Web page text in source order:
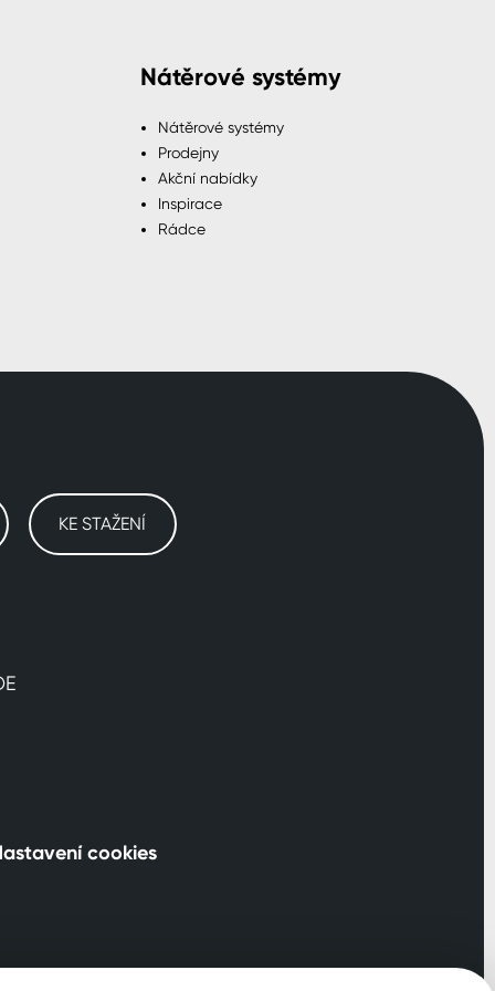
Nátěrové systémy
Nátěrové systémy
Prodejny
Akční nabídky
Inspirace
Rádce
KE STAŽENÍ
cookies